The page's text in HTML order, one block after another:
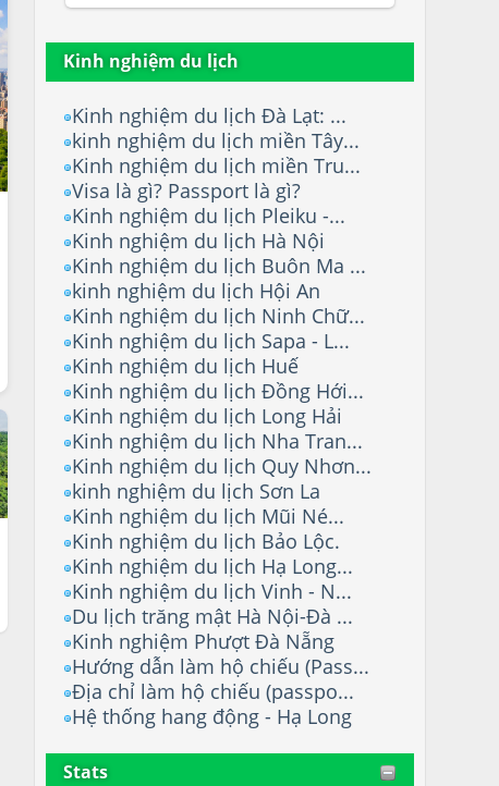
Kinh nghiệm du lịch
Kinh nghiệm du lịch Đà Lạt: ...
kinh nghiệm du lịch miền Tây...
Kinh nghiệm du lịch miền Tru...
Visa là gì? Passport là gì?
Kinh nghiệm du lịch Pleiku -...
Kinh nghiệm du lịch Hà Nội
Kinh nghiệm du lịch Buôn Ma ...
kinh nghiệm du lịch Hội An
Kinh nghiệm du lịch Ninh Chữ...
Kinh nghiệm du lịch Sapa - L...
Kinh nghiệm du lịch Huế
Kinh nghiệm du lịch Đồng Hới...
Kinh nghiệm du lịch Long Hải
Kinh nghiệm du lịch Nha Tran...
Kinh nghiệm du lịch Quy Nhơn...
kinh nghiệm du lịch Sơn La
Kinh nghiệm du lịch Mũi Né...
Kinh nghiệm du lịch Bảo Lộc.
Kinh nghiệm du lịch Hạ Long...
Kinh nghiệm du lịch Vinh - N...
Du lịch trăng mật Hà Nội-Đà ...
Kinh nghiệm Phượt Đà Nẵng
Hướng dẫn làm hộ chiếu (Pass...
Địa chỉ làm hộ chiếu (passpo...
Hệ thống hang động - Hạ Long
Stats